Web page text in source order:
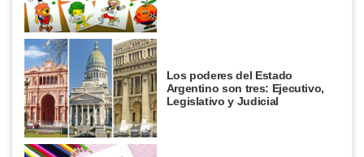
Los poderes del Estado
Argentino son tres: Ejecutivo,
Legislativo y Judicial